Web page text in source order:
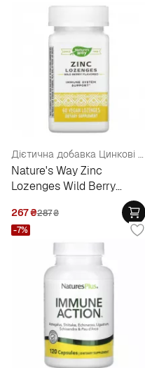
Дієтична добавка Цинкові льодяники зі смаком лісових ягід для підтримки імунітету
Nature's Way Zinc
Lozenges Wild Berry
267₴287₴
-7%